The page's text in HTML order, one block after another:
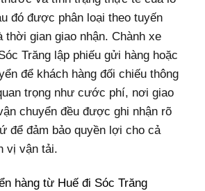
đó được phân loại theo tuyến
gian giao nhận. Chành xe
Trăng lập phiếu gửi hàng hoặc
để khách hàng đối chiếu thông
trọng như cước phí, nơi giao
chuyển đều được ghi nhận rõ
để đảm bảo quyền lợi cho cả
vị vận tải.
hàng từ Huế đi Sóc Trăng